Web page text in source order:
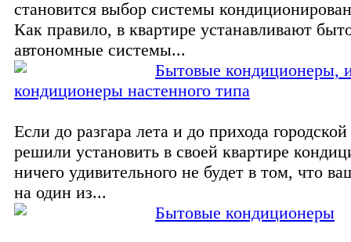
становится выбор системы
Как правило, в квартире устанавливают
автономные системы...
Бытовые кондиционеры,
кондиционеры настенного типа
Если до разгара лета и до прихода
решили установить в своей квартире
ничего удивительного не будет в том, что
на один из...
Бытовые кондиционеры